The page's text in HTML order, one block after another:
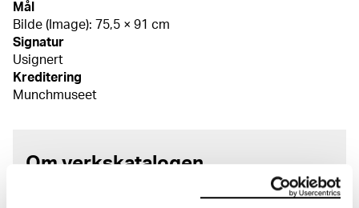
Mål
Bilde (Image): 75,5 × 91 cm
Signatur
Usignert
Kreditering
Munchmuseet
Om verkskatalogen
I verkskatalogen kan du søke i hele Edvard Munchs